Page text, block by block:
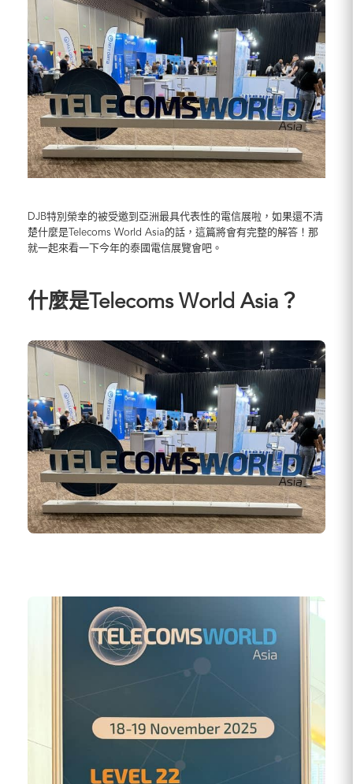
DJB特別榮幸的被受邀到亞洲最具代表性的電信展啦，如果還不清
楚什麼是Telecoms World Asia的話，這篇將會有完整的解答！那
就一起來看一下今年的泰國電信展覽會吧。
什麼是Telecoms World Asia？